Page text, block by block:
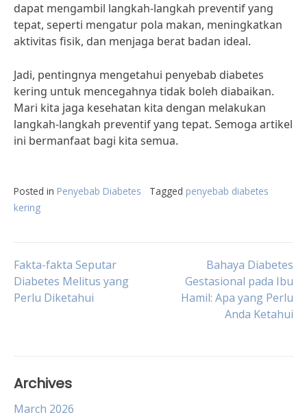
dapat mengambil langkah-langkah preventif yang
tepat, seperti mengatur pola makan, meningkatkan
aktivitas fisik, dan menjaga berat badan ideal.
Jadi, pentingnya mengetahui penyebab diabetes
kering untuk mencegahnya tidak boleh diabaikan.
Mari kita jaga kesehatan kita dengan melakukan
langkah-langkah preventif yang tepat. Semoga artikel
ini bermanfaat bagi kita semua.
Posted in Penyebab Diabetes Tagged penyebab diabetes
kering
Post
navigation
Fakta-fakta Seputar
Diabetes Melitus yang
Perlu Diketahui
Bahaya Diabetes
Gestasional pada Ibu
Hamil: Apa yang Perlu
Anda Ketahui
Archives
March 2026